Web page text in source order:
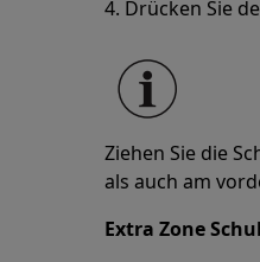
4. Drücken Sie
Ziehen Sie die
als auch am
Extra Zone